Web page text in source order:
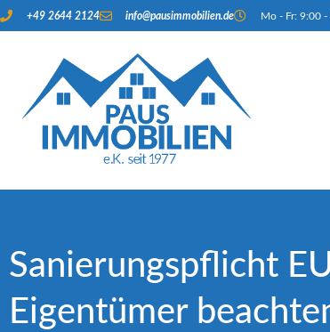
+49 2644 2124 info@pausimmobilien.de Mo - Fr: 9:00 -
Sanierungspflicht
Eigentümer